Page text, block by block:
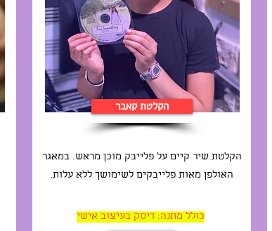
הקלטת קאבר
הקלטת שיר קיים על פלייבק מוכן מראש. במאגר
האולפן מאות פלייבקים לשימושך ללא עלות.
כולל מתנה: דיסק בעיצוב אישי